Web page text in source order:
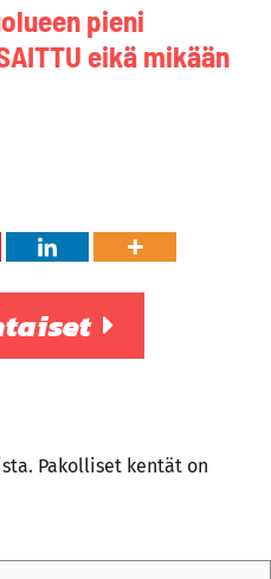
pieni
eikä mikään
Pakolliset kentät on